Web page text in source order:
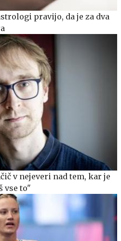
pravijo, da je za dva
v nejeveri nad tem, kar je
vse to"